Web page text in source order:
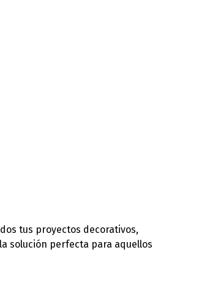
tus proyectos decorativos,
solución perfecta para aquellos